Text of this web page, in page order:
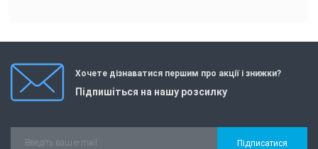
Хочете дізнаватися першим про акції і знижки?
Підпишіться на нашу розсилку
Підписатися